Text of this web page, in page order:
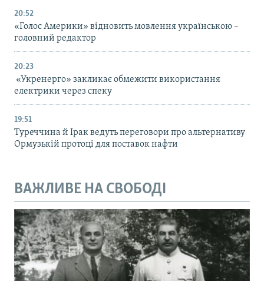
20:52
«Голос Америки» відновить мовлення українською –
головний редактор
20:23
«Укренерго» закликає обмежити використання
електрики через спеку
19:51
Туреччина й Ірак ведуть переговори про альтернативу
Ормузькій протоці для поставок нафти
ВАЖЛИВЕ НА СВОБОДІ